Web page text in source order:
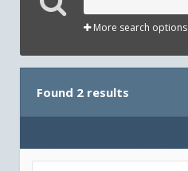
More search options
Found 2 results